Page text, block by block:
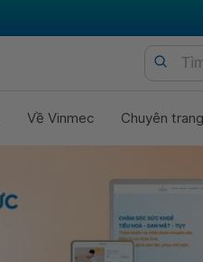
Về Vinmec Chuyên